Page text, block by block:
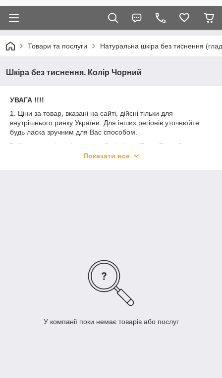
Товари та послуги Натуральна шкіра без тиснення
Шкіра без тиснення. Колір Чорний
УВАГА !!!!
1. Ціни за товар, вказані на сайті, дійсні тільки для
внутрішнього ринку України. Для інших регіонів уточнюйте
будь ласка зручним для Вас способом.
2. Кожна партія шкіри має свій відтінок. Якщо Ви робите
закупівлю не набором, але для Вас принципово отримати всі
Показати все
У компанії поки немає товарів або послуг